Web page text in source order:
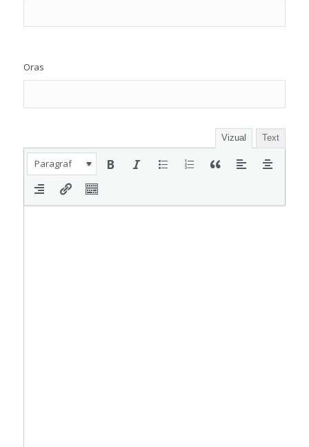
Oras
Vizual Text
Paragraf